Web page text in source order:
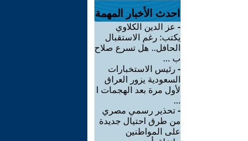
احدث الأخبار المهمة
- عز الدين الكلاوي
يكتب: رغم الاستقبال
الحافل.. هل تسرع صلاح
ب ...
- رئيس الاستخبارات
السعودية يزور العراق
لأول مرة بعد الهجمات ا
...
- تحذير رسمي مصري
من طرق احتيال جديدة
على المواطنين